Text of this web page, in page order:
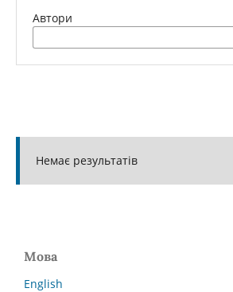
Автори
Немає результатів
Мова
English